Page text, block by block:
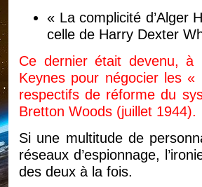
« La complicité d’Alger
celle de Harry Dexter
Ce dernier était devenu, à
Keynes pour négocier les
respectifs de réforme du
Bretton Woods (juillet 1944).
Si une multitude de
réseaux d’espionnage,
des deux à la fois.